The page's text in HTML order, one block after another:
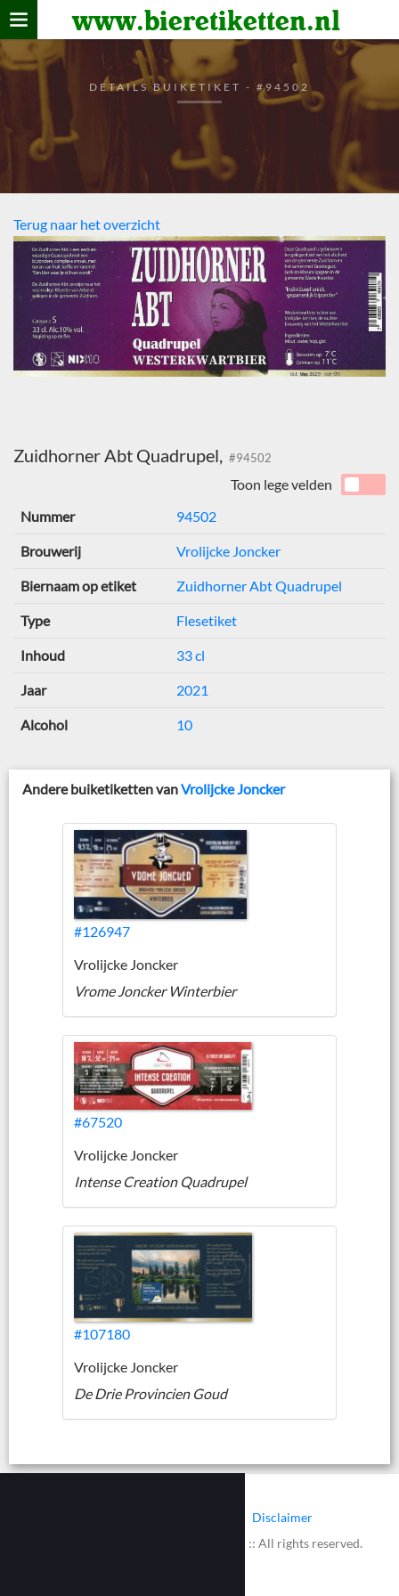
www.bieretiketten.nl
Home
verzamelen
De bierkaart
Bezoekers
DETAILS BUIKETIKET - #94502
Terug naar het overzicht
Zuidhorner Abt Quadrupel, #94502
Toon lege velden
Nummer
94502
Brouwerij Vrolijcke Joncker
Biernaam op etiket Zuidhorner Abt Quadrupel
Type Flesetiket
Inhoud 33 cl
Jaar 2021
Alcohol 10
Andere buiketiketten vanVrolijcke Joncker
#126947
Vrolijcke Joncker
Vrome Joncker Winterbier
#67520
Vrolijcke Joncker
Intense Creation Quadrupel
#107180
Vrolijcke Joncker
De Drie Provincien Goud
Disclaimer
© 2002 - 2026 :: www.bieretiketten.nl :: All rights reserved.